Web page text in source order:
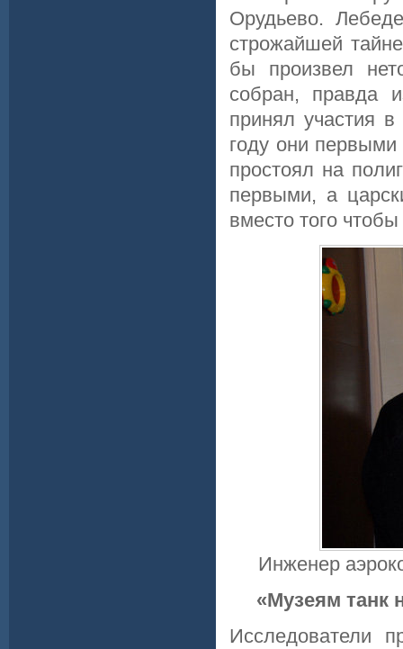
Орудьево.
строжайшей
бы произвел
собран, правда
принял участия
году они
простоял на
первыми, а
вместо того
Инженер
«Музеям танк
Исследователи